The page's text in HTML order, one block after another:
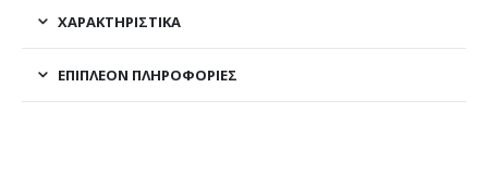
ΧΑΡΑΚΤΗΡΙΣΤΙΚΑ
ΕΠΙΠΛΈΟΝ ΠΛΗΡΟΦΟΡΊΕΣ